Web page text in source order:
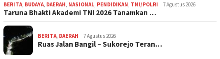
BERITA, BUDAYA, DAERAH, NASIONAL, PENDIDIKAN, TNI/POLRI 7 Agustus 2026
Taruna Bhakti Akademi TNI 2026 Tanamkan …
BERITA, DAERAH 7 Agustus 2026
Ruas Jalan Bangil – Sukorejo Teran…